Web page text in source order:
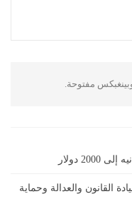
مفتوحة.
دولار
القانون والعدالة وحماية